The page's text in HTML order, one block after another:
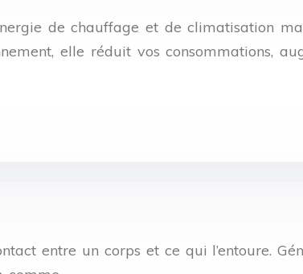
de chauffage et de climatisation
elle réduit vos consommations,
entre un corps et ce qui l’entoure.